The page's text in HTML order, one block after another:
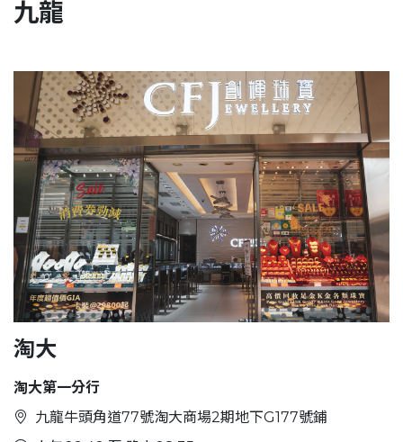
九龍
淘大
淘大第一分行
九龍牛頭角道77號淘大商場2期地下G177號鋪